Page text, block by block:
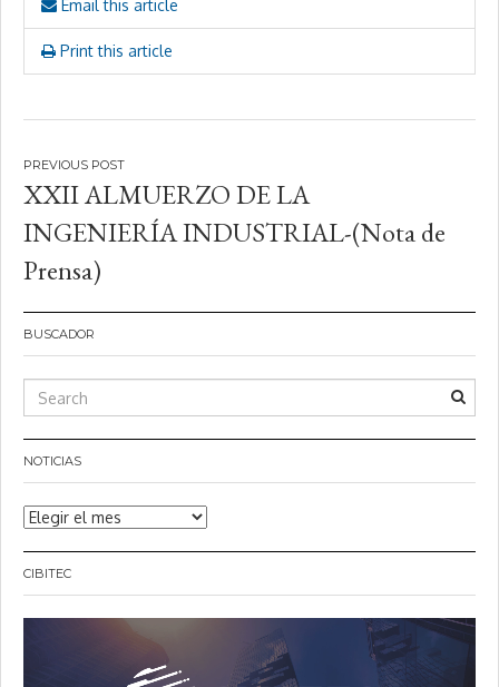
Email this article
Print this article
Navegación
de
entradas
XXII ALMUERZO DE LA
INGENIERÍA INDUSTRIAL-(Nota de
Prensa)
BUSCADOR
NOTICIAS
Noticias
CIBITEC